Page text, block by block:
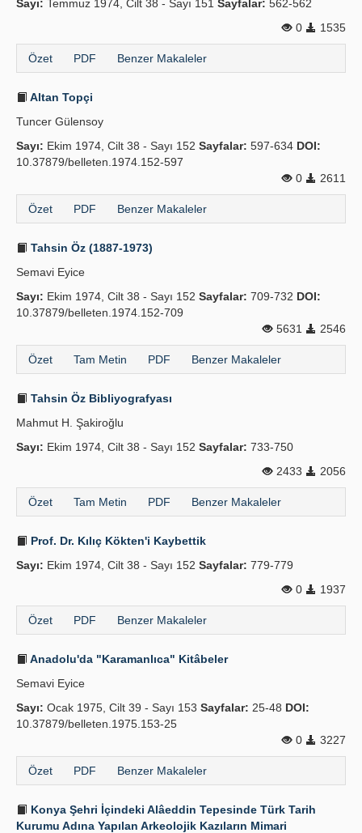
Sayı: Temmuz 1974, Cilt 38 - Sayı 151 Sayfalar: 562-562
0
1535
Özet PDF Benzer Makaleler
Altan Topçi
Tuncer Gülensoy
Sayı: Ekim 1974, Cilt 38 - Sayı 152 Sayfalar: 597-634 DOI:
10.37879/belleten.1974.152-597
0
2611
Özet PDF Benzer Makaleler
Tahsin Öz (1887-1973)
Semavi Eyice
Sayı: Ekim 1974, Cilt 38 - Sayı 152 Sayfalar: 709-732 DOI:
10.37879/belleten.1974.152-709
5631
2546
Özet Tam Metin PDF Benzer Makaleler
Tahsin Öz Bibliyografyası
Mahmut H. Şakiroğlu
Sayı: Ekim 1974, Cilt 38 - Sayı 152 Sayfalar: 733-750
2433
2056
Özet Tam Metin PDF Benzer Makaleler
Prof. Dr. Kılıç Kökten'i Kaybettik
Sayı: Ekim 1974, Cilt 38 - Sayı 152 Sayfalar: 779-779
0
1937
Özet PDF Benzer Makaleler
Anadolu'da "Karamanlıca" Kitâbeler
Semavi Eyice
Sayı: Ocak 1975, Cilt 39 - Sayı 153 Sayfalar: 25-48 DOI:
10.37879/belleten.1975.153-25
0
3227
Özet PDF Benzer Makaleler
Konya Şehri İçindeki Alâeddin Tepesinde Türk Tarih
Kurumu Adına Yapılan Arkeolojik Kazıların Mimari